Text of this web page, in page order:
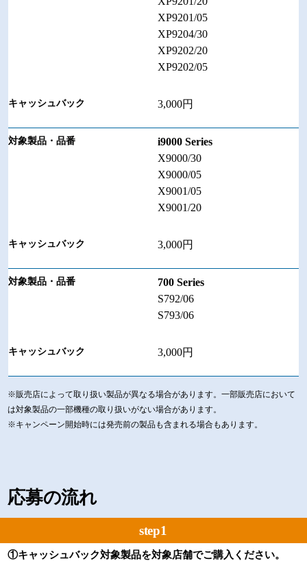
XP9201/05
XP9204/30
XP9202/20
XP9202/05
3,000円
i9000 Series
X9000/30
X9000/05
X9001/05
X9001/20
3,000円
700 Series
S792/06
S793/06
3,000円
※販売店によって取り扱い製品が異なる場合があります。一部販売店において
は対象製品の一部機種の取り扱いがない場合があります。
※キャンペーン開始時には発売前の製品も含まれる場合もあります。
応募の流れ
step1
①キャッシュバック対象製品を対象店舗でご購入ください。